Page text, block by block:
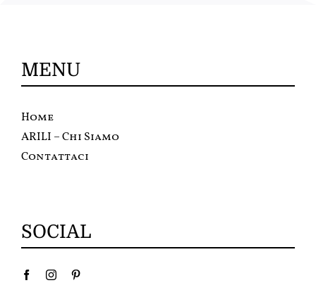
MENU
Home
ARILI – Chi Siamo
Contattaci
SOCIAL